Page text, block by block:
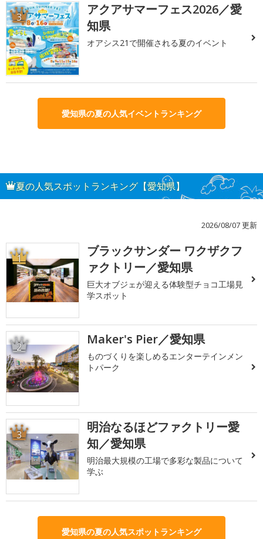
3
アクアサマーフェス2026／愛
知県
オアシス21で開催される夏のイベント
愛知県の夏の人気イベントランキング
夏の人気スポットランキング【愛知県】
2026/08/07 更新
1
ブラックサンダー ワクザクフ
ァクトリー／愛知県
巨大オブジェが迎える体験型チョコ工場見
学スポット
2 Maker's Pier／愛知県
ものづくりを楽しめるエンターテインメン
トパーク
3
明治なるほどファクトリー愛
知／愛知県
明治最大規模の工場で多彩な製品について
学ぶ
愛知県の夏の人気スポットランキング